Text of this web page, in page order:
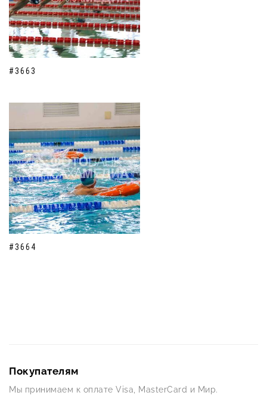
#3663
#3664
Покупателям
Мы принимаем к оплате Visa, MasterCard и Мир.